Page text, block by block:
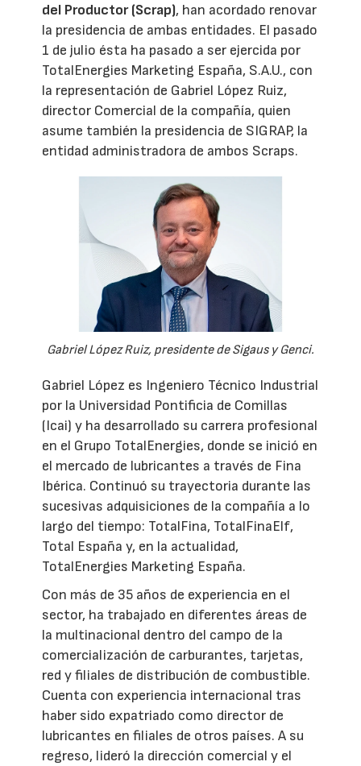
del Productor (Scrap), han acordado renovar
la presidencia de ambas entidades. El pasado
1 de julio ésta ha pasado a ser ejercida por
TotalEnergies Marketing España, S.A.U., con
la representación de Gabriel López Ruiz,
director Comercial de la compañía, quien
asume también la presidencia de SIGRAP, la
entidad administradora de ambos Scraps.
Gabriel López Ruiz, presidente de Sigaus y Genci.
Gabriel López es Ingeniero Técnico Industrial
por la Universidad Pontificia de Comillas
(Icai) y ha desarrollado su carrera profesional
en el Grupo TotalEnergies, donde se inició en
el mercado de lubricantes a través de Fina
Ibérica. Continuó su trayectoria durante las
sucesivas adquisiciones de la compañía a lo
largo del tiempo: TotalFina, TotalFinaElf,
Total España y, en la actualidad,
TotalEnergies Marketing España.
Con más de 35 años de experiencia en el
sector, ha trabajado en diferentes áreas de
la multinacional dentro del campo de la
comercialización de carburantes, tarjetas,
red y filiales de distribución de combustible.
Cuenta con experiencia internacional tras
haber sido expatriado como director de
lubricantes en filiales de otros países. A su
regreso, lideró la dirección comercial y el